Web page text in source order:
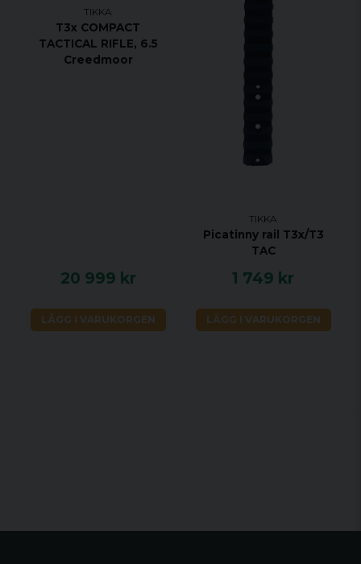
TIKKA
T3x COMPACT
TACTICAL RIFLE, 6.5
Creedmoor
20 999 kr
LÄGG I VARUKORGEN
TIKKA
Picatinny rail T3x/T3
TAC
1 749 kr
LÄGG I VARUKORGEN
blockerar både avtryckaren och
bulthandtaget.
Tydliga indikatorer för säkerhets- och